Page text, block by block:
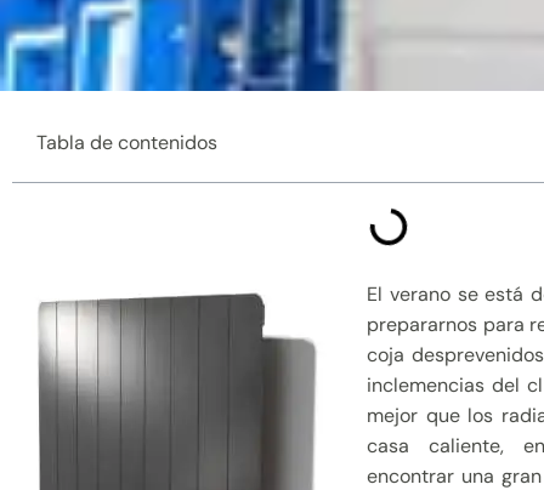
Tabla de contenidos
El verano se está
prepararnos para
coja
inclemencias del
mejor que los
casa caliente,
encontrar una